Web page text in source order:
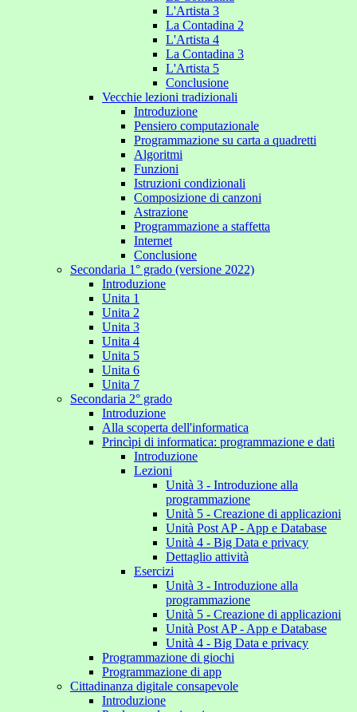
L'Artista 3
La Contadina 2
L'Artista 4
La Contadina 3
L'Artista 5
Conclusione
Vecchie lezioni tradizionali
Introduzione
Pensiero computazionale
Programmazione su carta a quadretti
Algoritmi
Funzioni
Istruzioni condizionali
Composizione di canzoni
Astrazione
Programmazione a staffetta
Internet
Conclusione
Secondaria 1° grado (versione 2022)
Introduzione
Unita 1
Unita 2
Unita 3
Unita 4
Unita 5
Unita 6
Unita 7
Secondaria 2° grado
Introduzione
Alla scoperta dell'informatica
Princìpi di informatica: programmazione e dati
Introduzione
Lezioni
Unità 3 - Introduzione alla
programmazione
Unità 5 - Creazione di applicazioni
Unità Post AP - App e Database
Unità 4 - Big Data e privacy
Dettaglio attività
Esercizi
Unità 3 - Introduzione alla
programmazione
Unità 5 - Creazione di applicazioni
Unità Post AP - App e Database
Unità 4 - Big Data e privacy
Programmazione di giochi
Programmazione di app
Cittadinanza digitale consapevole
Introduzione